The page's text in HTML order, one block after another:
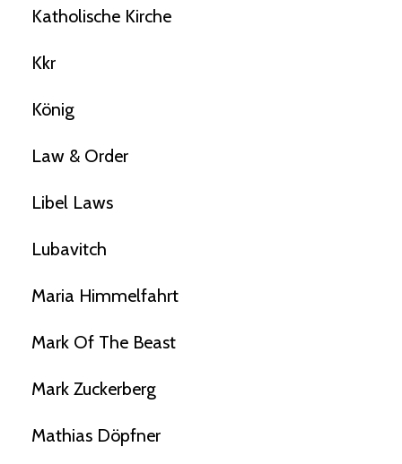
Katholische Kirche
Kkr
König
Law & Order
Libel Laws
Lubavitch
Maria Himmelfahrt
Mark Of The Beast
Mark Zuckerberg
Mathias Döpfner